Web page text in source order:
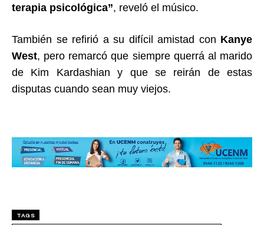
terapia psicológica”, reveló el músico.
También se refirió a su difícil amistad con Kanye
West, pero remarcó que siempre querrá al marido
de Kim Kardashian y que se reirán de estas
disputas cuando sean muy viejos.
TAGS